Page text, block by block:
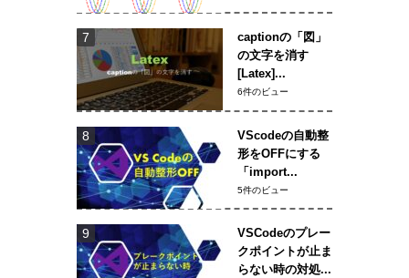
captionの「図」
の文字を消す
[Latex]...
6件のビュー
VScodeの自動整
形をOFFにする
「import...
5件のビュー
VSCodeのプレー
クポイントが止ま
らない時の対処...